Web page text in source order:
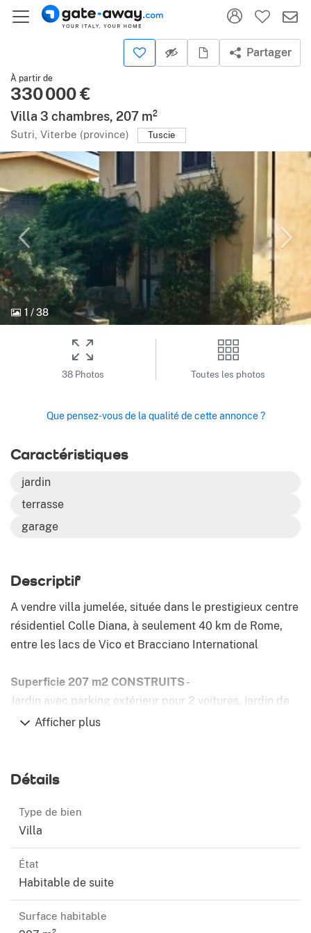
Partager
À partir de
330 000 €
Villa 3 chambres, 207 m²
Sutri, Viterbe (province) Tuscie
1 /38
38 Photos Toutes les photos
Que pensez-vous de la qualité de cette annonce ?
Caractéristiques
jardin
terrasse
garage
Descriptif
A vendre villa jumelée, située dans le prestigieux centre
résidentiel Colle Diana, à seulement 40 km de Rome,
entre les lacs de Vico et Bracciano International
Superficie 207 m2 CONSTRUITS -
Jardin avec parking extérieur pour 2 voitures, jardin de
500 m2
1. Rez-de-chaussée
m2, sol en chêne, poêle à granulés en cheminée,
chauffage indépendant, Le salon a accès au jardin. Avec
une véranda / porche de 30 m2 avec un toit rustique de
Afficher plus
Détails
Type de bien
Villa
État
Habitable de suite
Surface habitable